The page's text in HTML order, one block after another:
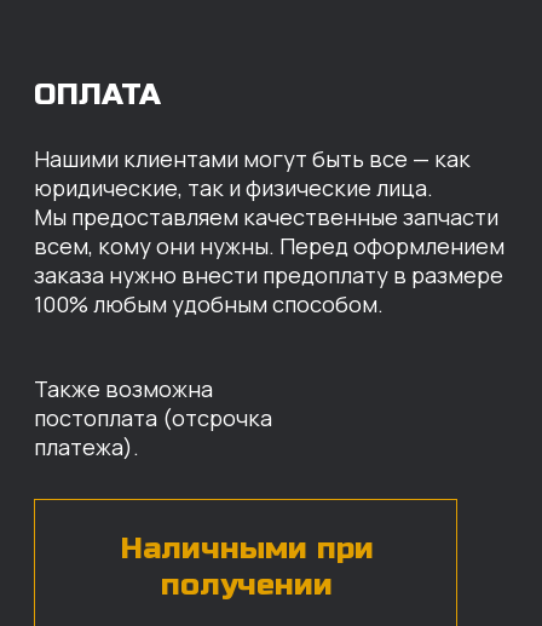
ИНДИВИДУАЛЬНЫЕ
УСЛОВИЯ НА СТОИМОСТЬ
НАШИХ ЗАПЧАСТЕЙ
Оставьте свои контактные данные,
наши специалисты свяжутся с вами,
назовут цены и проконсультируют
по нужным деталям.
БЕСПЛАТНАЯ КОНСУЛЬТАЦИЯ
Нажимая на кнопку, вы даете согласие на обработку